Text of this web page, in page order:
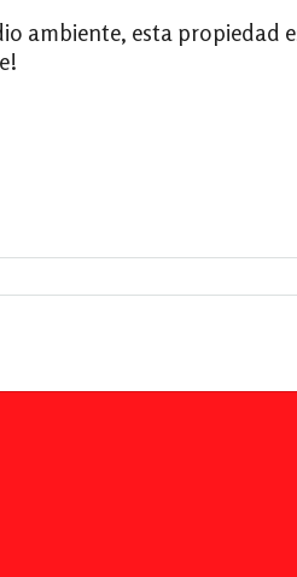
ambiente, esta propiedad